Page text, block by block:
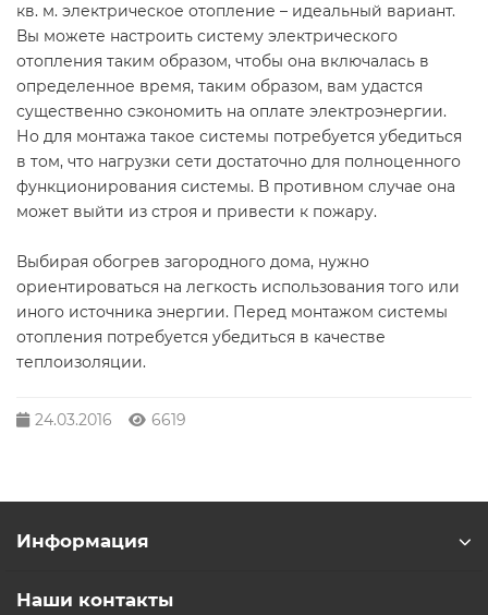
кв. м. электрическое отопление – идеальный вариант.
Вы можете настроить систему электрического
отопления таким образом, чтобы она включалась в
определенное время, таким образом, вам удастся
существенно сэкономить на оплате электроэнергии.
Но для монтажа такое системы потребуется убедиться
в том, что нагрузки сети достаточно для полноценного
функционирования системы. В противном случае она
может выйти из строя и привести к пожару.
Выбирая обогрев загородного дома, нужно
ориентироваться на легкость использования того или
иного источника энергии. Перед монтажом системы
отопления потребуется убедиться в качестве
теплоизоляции.
24.03.2016 6619
Информация
Наши контакты